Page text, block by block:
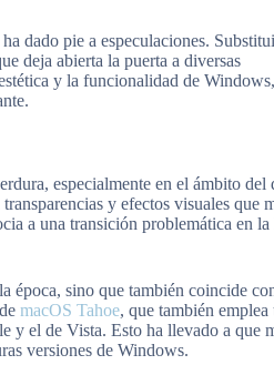
dado pie a especulaciones.
deja abierta la puerta a diversas
y la funcionalidad de Windows,
especialmente en el ámbito del
y efectos visuales que
a una transición problemática en la
época, sino que también coincide
macOS Tahoe, que también emplea
y el de Vista. Esto ha llevado a que
versiones de Windows.